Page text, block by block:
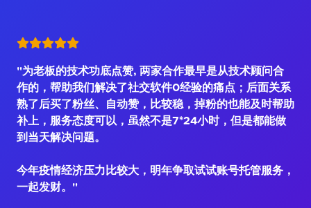
"为老板的技术功底点赞, 两家合作最早是从技术顾问合
作的，帮助我们解决了社交软件0经验的痛点；后面关系
熟了后买了粉丝、自动赞，比较稳，掉粉的也能及时帮助
补上，服务态度可以，虽然不是7*24小时，但是都能做
到当天解决问题。
今年疫情经济压力比较大，明年争取试试账号托管服务，
一起发财。"